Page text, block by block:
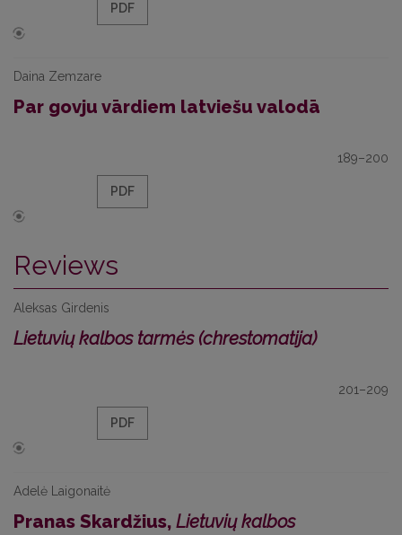
PDF
Daina Zemzare
Par govju vārdiem latviešu valodā
189–200
PDF
Reviews
Aleksas Girdenis
Lietuvių kalbos tarmės (chrestomatija)
201–209
PDF
Adelė Laigonaitė
Pranas Skardžius, Lietuvių kalbos